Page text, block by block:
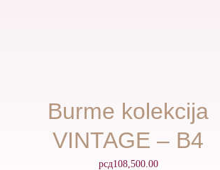
Burme kolekcija
VINTAGE – B4
рсд108,500.00